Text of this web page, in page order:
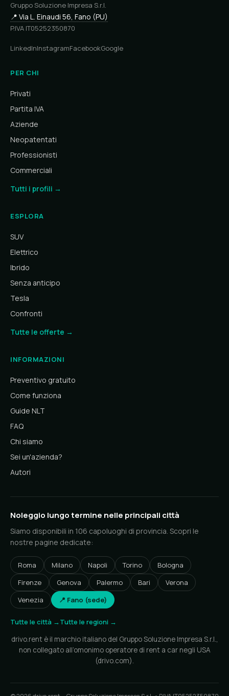
Gruppo Soluzione Impresa S.r.l.
📍 Via L. Einaudi 56, Fano (PU)
P.IVA IT05252350870
LinkedInInstagramFacebookGoogle
PER CHI
Privati
Partita IVA
Aziende
Neopatentati
Professionisti
Commerciali
Tutti i profili →
ESPLORA
SUV
Elettrico
Ibrido
Senza anticipo
Tesla
Confronti
Tutte le offerte →
INFORMAZIONI
Preventivo gratuito
Come funziona
Guide NLT
FAQ
Chi siamo
Sei un'azienda?
Autori
Noleggio lungo termine nelle principali città
Siamo disponibili in 106 capoluoghi di provincia. Scopri le
nostre pagine dedicate:
Roma Milano Napoli Torino
Bologna
Firenze
Genova Palermo Bari
Verona
Venezia
📍 Fano (sede)
Tutte le città →Tutte le regioni →
drivo.rent è il marchio italiano del Gruppo Soluzione Impresa S.r.l.,
non collegato all’omonimo operatore di rent a car negli USA
(drivo.com).